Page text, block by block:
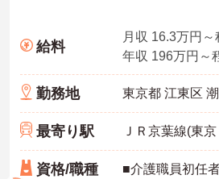
給料
月収 16.3万円～
勤務地 東京都 江東区
最寄り駅
資格/職種